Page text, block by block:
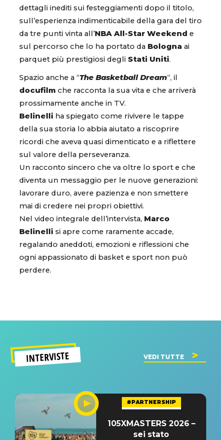
dettagli inediti sui festeggiamenti dopo il titolo,
sull’esperienza indimenticabile della gara del tiro
da tre punti vinta all’NBA All-Star Weekend e
sul percorso che lo ha portato da Bologna ai
parquet più prestigiosi degli Stati Uniti.
Spazio anche a “The Basketball Dream“, il
docufilm che racconta la sua vita e che arriverà
prossimamente anche in TV.
Belinelli ha spiegato come rivivere le tappe
della sua storia lo abbia aiutato a riscoprire
ricordi che aveva quasi dimenticato e a riflettere
sul valore della perseveranza.
Un racconto sincero che va oltre lo sport e che
diventa un messaggio per le nuove generazioni:
lavorare duro, avere pazienza e non smettere
mai di credere nei propri obiettivi.
Nel video integrale dell’intervista, Marco
Belinelli si apre come raramente accade,
regalando aneddoti, emozioni e riflessioni che
ogni appassionato di basket e sport non può
perdere.
INTERVISTE VEDI TUTTE
#PARTNERSHIP
105XMASTERS 2026 –
sei stato